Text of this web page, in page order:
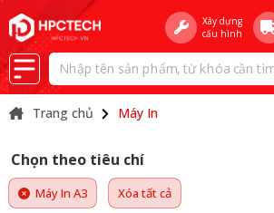
Xây dựng
cấu hình
Trang chủ Máy In
Chọn theo tiêu chí
Máy In A3 Xóa tất cả